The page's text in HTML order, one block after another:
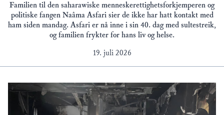
Familien til den saharawiske menneskerettighetsforkjemperen og
politiske fangen Naâma Asfari sier de ikke har hatt kontakt med
ham siden mandag. Asfari er nå inne i sin 40. dag med sultestreik,
og familien frykter for hans liv og helse.
19. juli 2026